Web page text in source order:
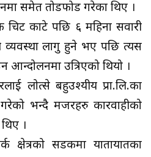
समेत तोडफोड गरेका थिए ।
काटे पछि ६ महिना सवारी
व्यवस्था लागु हुने भए पछि त्यस
आन्दोलनमा उत्रिएको थियो ।
लोत्से बहुउश्यीय प्रा.लि.का
भन्दै मजदुरहरु कारवाहीको
।
क्षेत्रको सडकमा यातायातका